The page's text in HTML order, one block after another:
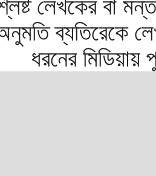
লেখকের বা
ব্যতিরেকে
ধরনের মিডিয়ায়